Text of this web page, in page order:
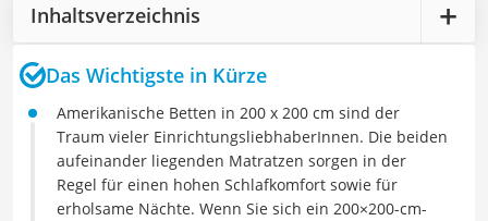
Inhaltsverzeichnis
Das Wichtigste in Kürze
Amerikanische Betten in 200 x 200 cm sind der
Traum vieler EinrichtungsliebhaberInnen. Die beiden
aufeinander liegenden Matratzen sorgen in der
Regel für einen hohen Schlafkomfort sowie für
erholsame Nächte. Wenn Sie sich ein 200×200-cm-